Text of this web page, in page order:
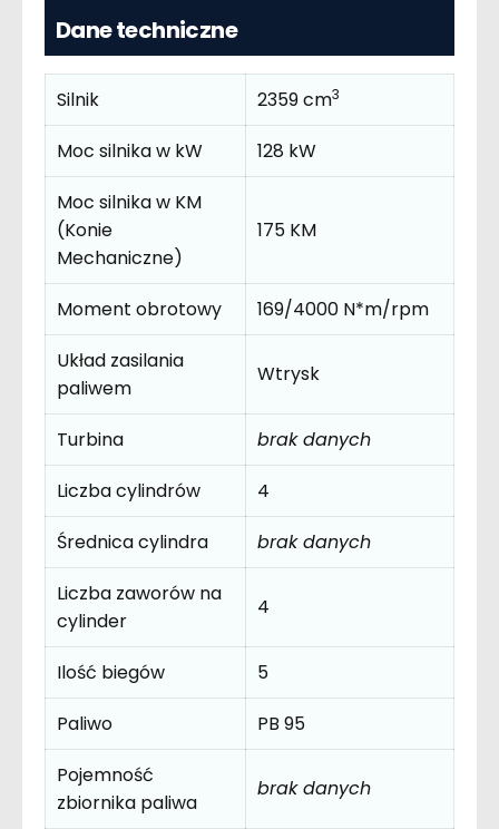
Dane techniczne
Silnik 2359 cm3
Moc silnika w kW
128 kW
Moc silnika w KM
(Konie
Mechaniczne)
175 KM
Moment obrotowy
169/4000 N*m/rpm
Układ zasilania
paliwem
Wtrysk
Turbina
brak danych
Liczba cylindrów
4
Średnica cylindra
brak danych
Liczba zaworów na
cylinder
4
Ilość biegów
5
Paliwo
PB 95
Pojemność
zbiornika paliwa
brak danych